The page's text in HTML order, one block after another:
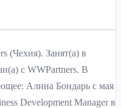
(Чехия). Занят(а) в
с WWPartners. В
Алина Бондарь с мая
Development Manager в